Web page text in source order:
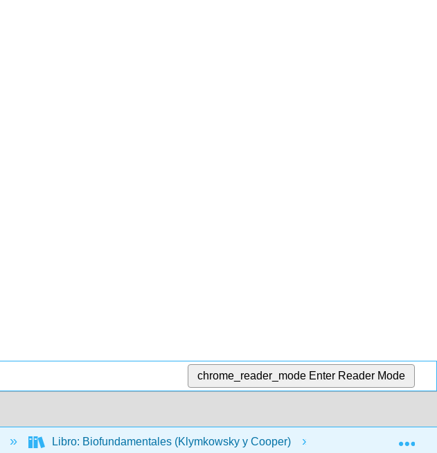
chrome_reader_mode Enter Reader Mode
Libro: Biofundamentales (Klymkowsky y Cooper) 3: Los